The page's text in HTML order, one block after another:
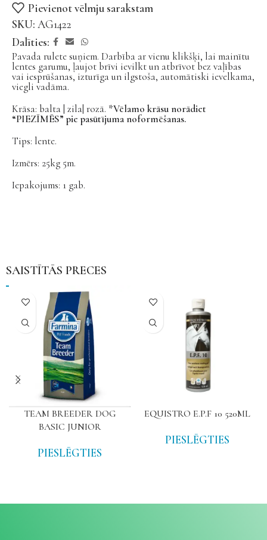
Pievienot vēlmju sarakstam
SKU: AG1422
Dalīties:
Pavada rulete suņiem. Darbība ar vienu klikšķi, lai mainītu
lentes garumu, ļaujot brīvi ievilkt un atbrīvot bez vaļības
vai iesprūšanas, izturīga un ilgstoša, automātiski ievelkama,
viegli vadāma.
Krāsa: balta | zila| rozā. *Vēlamo krāsu norādiet
“PIEZĪMĒS” pie pasūtījuma noformēšanas.
Tips: lente.
Izmērs: 25kg 5m.
Iepakojums: 1 gab.
SAISTĪTĀS PRECES
TEAM BREEDER DOG
BASIC JUNIOR
PIESLĒGTIES
EQUISTRO E.P.F 10 520ML
PIESLĒGTIES